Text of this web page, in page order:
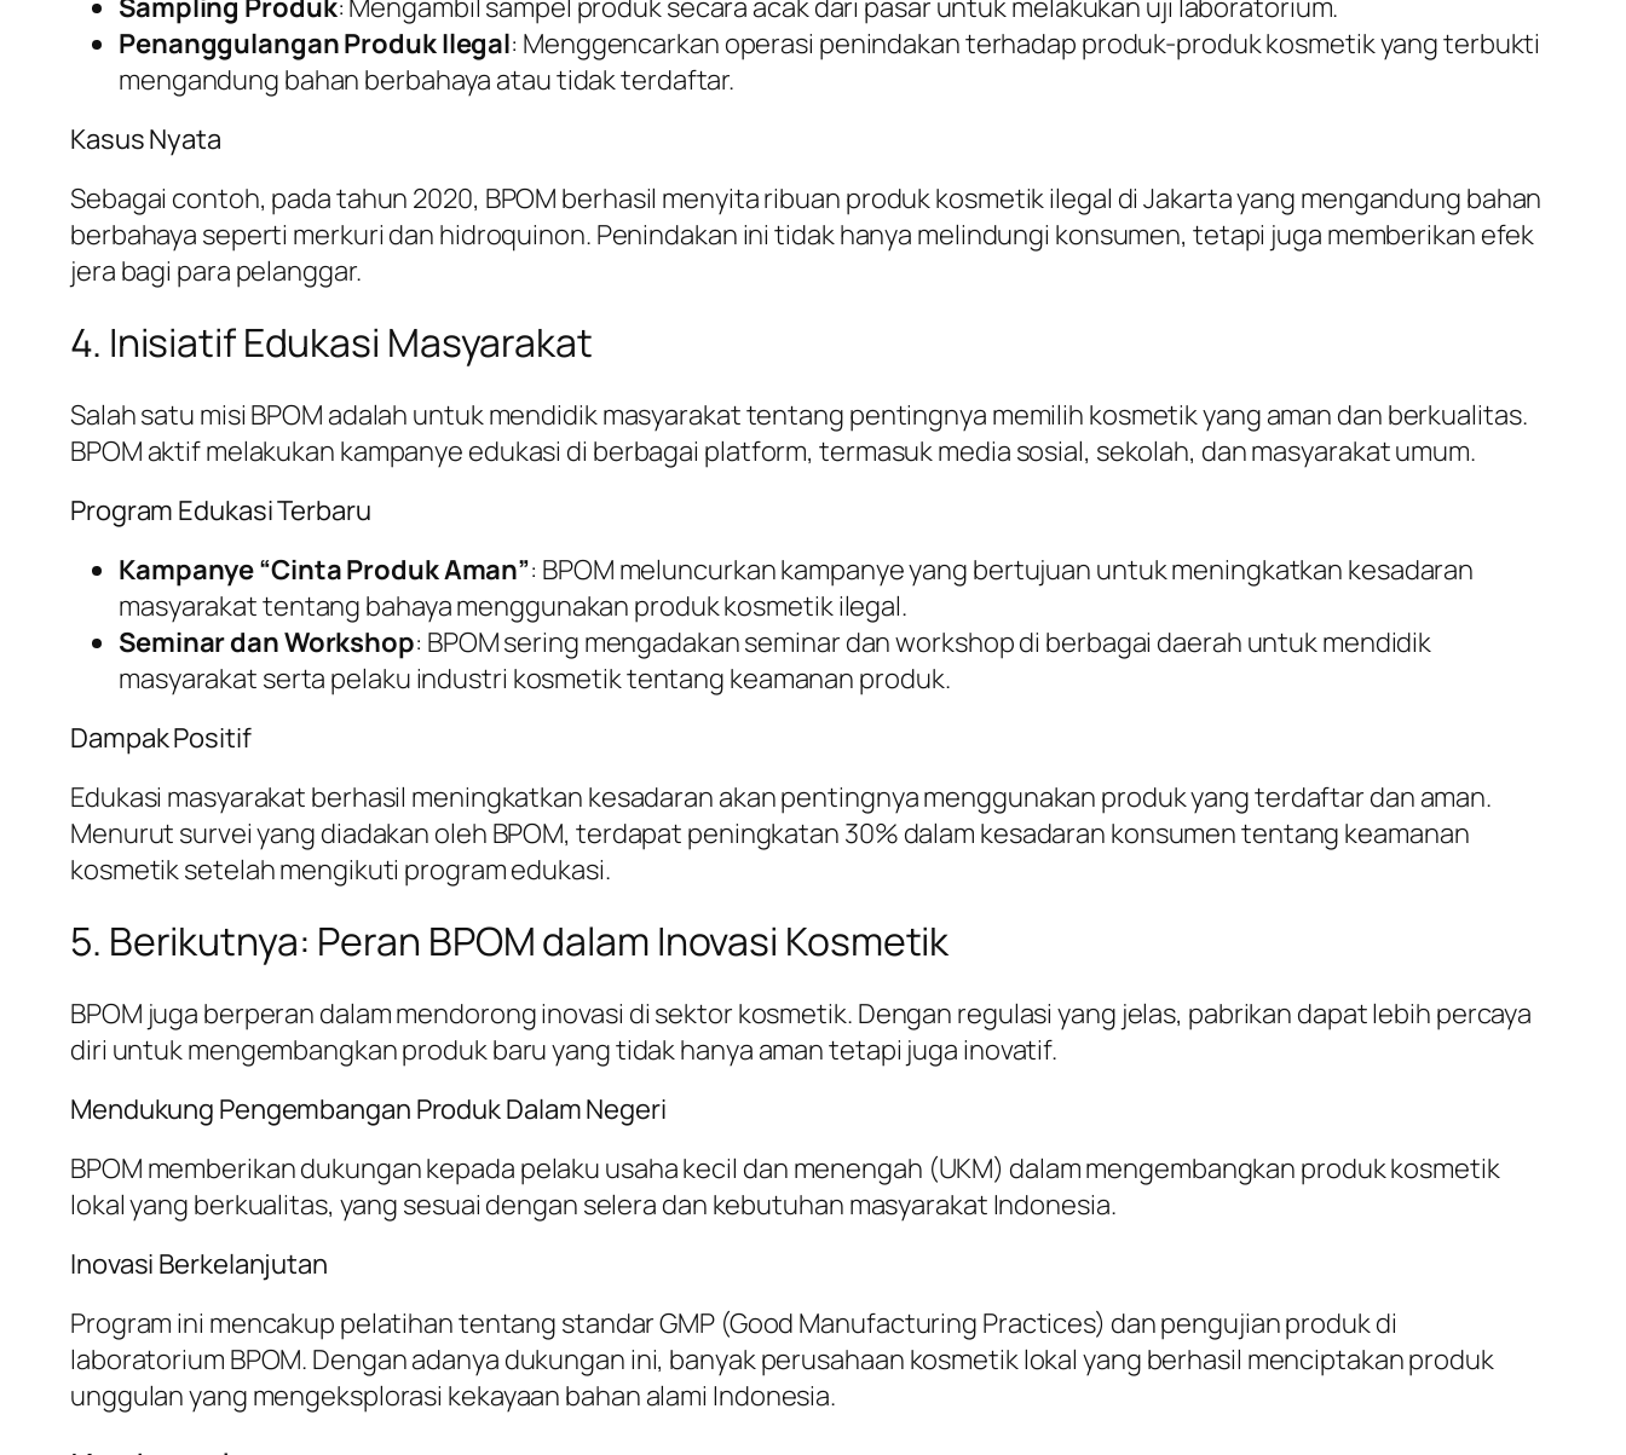
Penanggulangan Produk Ilegal: Menggencarkan operasi penindakan terhadap produk-produk kosmetik yang terbukti
mengandung bahan berbahaya atau tidak terdaftar.
Kasus Nyata
Sebagai contoh, pada tahun 2020, BPOM berhasil menyita ribuan produk kosmetik ilegal di Jakarta yang mengandung bahan
berbahaya seperti merkuri dan hidroquinon. Penindakan ini tidak hanya melindungi konsumen, tetapi juga memberikan efek
jera bagi para pelanggar.
4. Inisiatif Edukasi Masyarakat
Salah satu misi BPOM adalah untuk mendidik masyarakat tentang pentingnya memilih kosmetik yang aman dan berkualitas.
BPOM aktif melakukan kampanye edukasi di berbagai platform, termasuk media sosial, sekolah, dan masyarakat umum.
Program Edukasi Terbaru
Kampanye “Cinta Produk Aman”: BPOM meluncurkan kampanye yang bertujuan untuk meningkatkan kesadaran
masyarakat tentang bahaya menggunakan produk kosmetik ilegal.
Seminar dan Workshop: BPOM sering mengadakan seminar dan workshop di berbagai daerah untuk mendidik
masyarakat serta pelaku industri kosmetik tentang keamanan produk.
Dampak Positif
Edukasi masyarakat berhasil meningkatkan kesadaran akan pentingnya menggunakan produk yang terdaftar dan aman.
Menurut survei yang diadakan oleh BPOM, terdapat peningkatan 30% dalam kesadaran konsumen tentang keamanan
kosmetik setelah mengikuti program edukasi.
5. Berikutnya: Peran BPOM dalam Inovasi Kosmetik
BPOM juga berperan dalam mendorong inovasi di sektor kosmetik. Dengan regulasi yang jelas, pabrikan dapat lebih percaya
diri untuk mengembangkan produk baru yang tidak hanya aman tetapi juga inovatif.
Mendukung Pengembangan Produk Dalam Negeri
BPOM memberikan dukungan kepada pelaku usaha kecil dan menengah (UKM) dalam mengembangkan produk kosmetik
lokal yang berkualitas, yang sesuai dengan selera dan kebutuhan masyarakat Indonesia.
Inovasi Berkelanjutan
Program ini mencakup pelatihan tentang standar GMP (Good Manufacturing Practices) dan pengujian produk di
laboratorium BPOM. Dengan adanya dukungan ini, banyak perusahaan kosmetik lokal yang berhasil menciptakan produk
unggulan yang mengeksplorasi kekayaan bahan alami Indonesia.